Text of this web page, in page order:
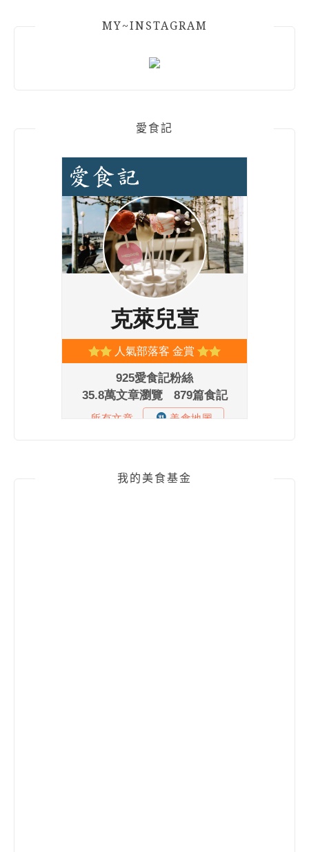
MY~INSTAGRAM
愛食記
我的美食基金